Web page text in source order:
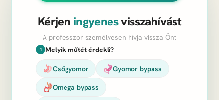
Kérjen ingyenesvisszahívást
A professzor személyesen hívja vissza Önt
1 Melyik műtét érdekli?
Csőgyomor Gyomor bypass
Omega bypass